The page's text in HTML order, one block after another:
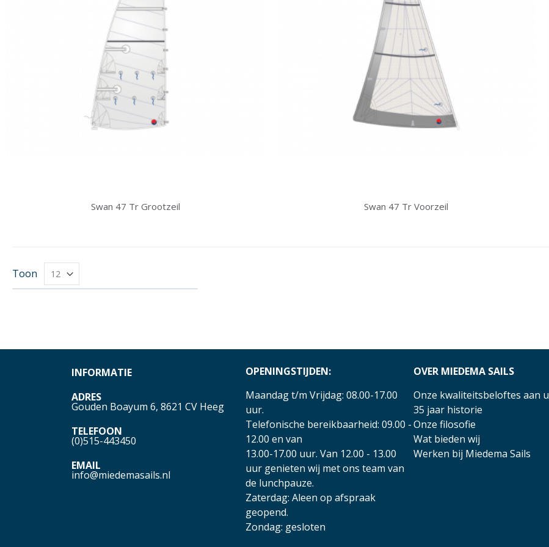
Swan 47 Tr Grootzeil Swan 47 Tr Voorzeil
Toon
INFORMATIE
ADRES
Gouden Boayum 6, 8621 CV Heeg
TELEFOON
(0)515-443450
EMAIL
info@miedemasails.nl
OPENINGSTIJDEN:
Maandag t/m Vrijdag: 08.00-17.00
uur.
Telefonische bereikbaarheid: 09.00 -
12.00 en van
13.00-17.00 uur. Van 12.00 - 13.00
uur genieten wij met ons team van
de lunchpauze.
Zaterdag: Aleen op afspraak
geopend.
Zondag: gesloten
OVER MIEDEMA SAILS
Onze kwaliteitsbeloftes aan u
35 jaar historie
Onze filosofie
Wat bieden wij
Werken bij Miedema Sails